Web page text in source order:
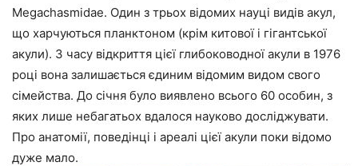
Megachasmidae. Один з трьох відомих науці видів акул,
що харчуються планктоном (крім китової і гігантської
акули). З часу відкриття цієї глибоководної акули в 1976
році вона залишається єдиним відомим видом свого
сімейства. До січня було виявлено всього 60 особин, з
яких лише небагатьох вдалося науково досліджувати.
Про анатомії, поведінці і ареалі цієї акули поки відомо
дуже мало.